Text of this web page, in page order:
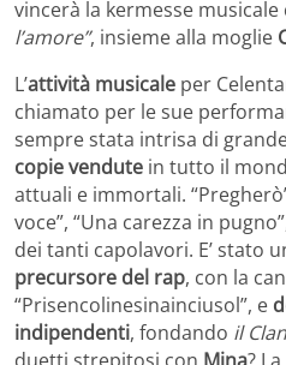
vincerà la kermesse musicale
l’amore”, insieme alla moglie
L’attività musicale per
chiamato per le sue
sempre stata intrisa di
copie vendute in tutto il
attuali e immortali.
voce”, “Una carezza in
dei tanti capolavori. E’ stato
precursore del rap, con la
“Prisencolinesinainciusol”, e
indipendenti, fondando il Clan
duetti strepitosi con Mina?